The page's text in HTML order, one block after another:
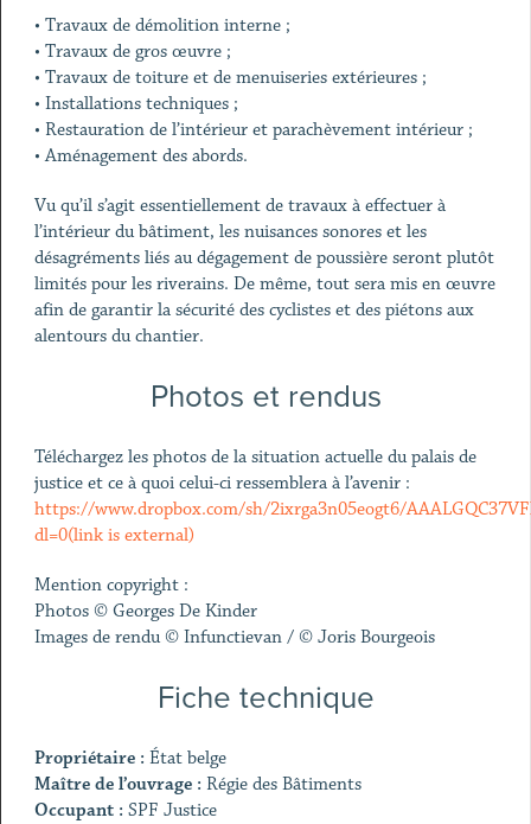
• Travaux de démolition interne ;
• Travaux de gros œuvre ;
• Travaux de toiture et de menuiseries extérieures ;
• Installations techniques ;
• Restauration de l’intérieur et parachèvement intérieur ;
• Aménagement des abords.
Vu qu’il s’agit essentiellement de travaux à effectuer à
l’intérieur du bâtiment, les nuisances sonores et les
désagréments liés au dégagement de poussière seront plutôt
limités pour les riverains. De même, tout sera mis en œuvre
afin de garantir la sécurité des cyclistes et des piétons aux
alentours du chantier.
Photos et rendus
Téléchargez les photos de la situation actuelle du palais de
justice et ce à quoi celui-ci ressemblera à l’avenir :
https://www.dropbox.com/sh/2ixrga3n05eogt6/
dl=0(link is external)
Mention copyright :
Photos © Georges De Kinder
Images de rendu © Infunctievan / © Joris Bourgeois
Fiche technique
Propriétaire : État belge
Maître de l’ouvrage : Régie des Bâtiments
Occupant : SPF Justice